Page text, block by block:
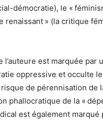
démocratie), le «
» (la critique
est marquée par
oppressive et occulte
de pérennisation de
phallocratique de la «
est également marqué